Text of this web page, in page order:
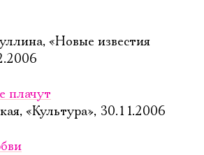
«Новые известия 
плачут
«Культура», 30.11.2006